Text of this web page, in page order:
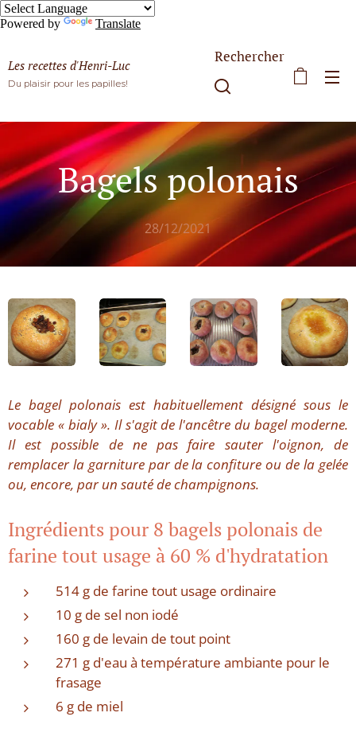
Powered by Translate
Les recettes d'Henri-Luc
Du plaisir pour les papilles!
Rechercher
Bagels polonais
28/12/2021
Le bagel polonais est habituellement désigné sous le
vocable « bialy ». Il s'agit de l'ancêtre du bagel moderne.
Il est possible de ne pas faire sauter l'oignon, de
remplacer la garniture par de la confiture ou de la gelée
ou, encore, par un sauté de champignons.
Ingrédients pour 8 bagels polonais de
farine tout usage à 60 % d'hydratation
514 g de farine tout usage ordinaire
10 g de sel non iodé
160 g de levain de tout point
271 g d'eau à température ambiante pour le
frasage
6 g de miel